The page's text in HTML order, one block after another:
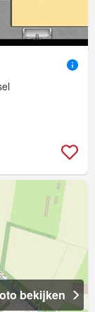
bekijken